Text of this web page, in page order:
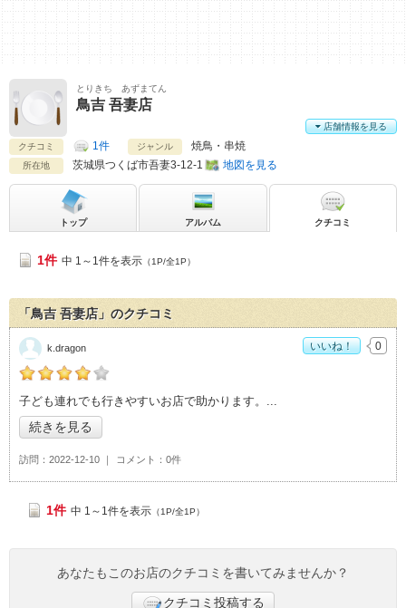
とりきち あずまてん
鳥吉 吾妻店
クチコミ 1件 ジャンル 焼鳥・串焼
所在地 茨城県つくば市吾妻3-12-1 地図を見る
店舗情報を見る
トップ アルバム クチコミ
1件 中 1～1件を表示 （1P/全1P）
「鳥吉 吾妻店」のクチコミ
k.dragonの「鳥吉 吾妻店>」おすすめ度：
子ども連れでも行きやすいお店で助かります。
続きを見る
訪問 2022-12-10 コメント 0件
k.dragon いいね！ 0
1件 中 1～1件を表示 （1P/全1P）
あなたもこのお店のクチコミを書いてみませんか？
クチコミ投稿する